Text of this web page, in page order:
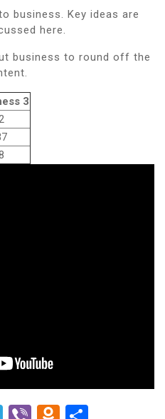
business. Key ideas are
here.
business to round off the
3
2